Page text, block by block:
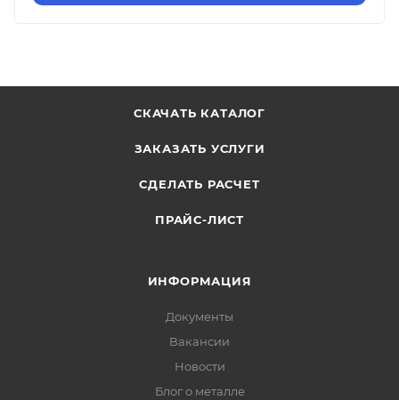
СКАЧАТЬ КАТАЛОГ
ЗАКАЗАТЬ УСЛУГИ
СДЕЛАТЬ РАСЧЕТ
ПРАЙС-ЛИСТ
ИНФОРМАЦИЯ
Документы
Вакансии
Новости
Блог о металле